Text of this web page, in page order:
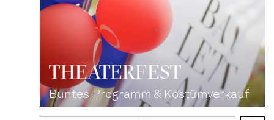
THEATER­FEST
Buntes Programm & Kostümverkauf